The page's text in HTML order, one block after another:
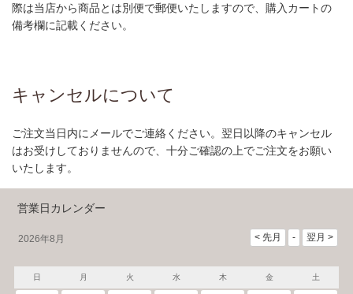
際は当店から商品とは別便で郵便いたしますので、購入カートの
備考欄に記載ください。
キャンセルについて
ご注文当日内にメールでご連絡ください。翌日以降のキャンセル
はお受けしておりませんので、十分ご確認の上でご注文をお願い
いたします。
営業日カレンダー
2026年8月
日 月 火 水 木 金 土